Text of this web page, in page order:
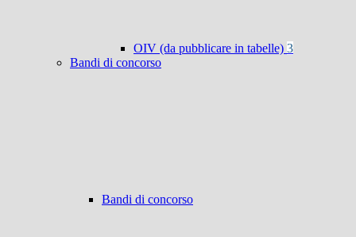
OIV (da pubblicare in tabelle) 3
Bandi di concorso
Bandi di concorso